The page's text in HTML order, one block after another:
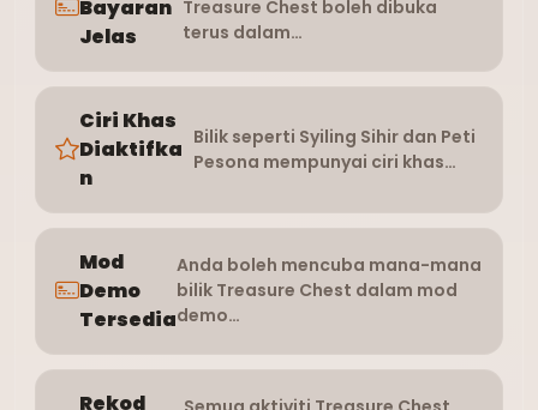
Bayaran
Jelas
Treasure Chest boleh dibuka
terus dalam…
Ciri Khas
Diaktifka
n
Bilik seperti Syiling Sihir dan Peti
Pesona mempunyai ciri khas…
Mod
Demo
Tersedia
Anda boleh mencuba mana-mana
bilik Treasure Chest dalam mod
demo…
Rekod